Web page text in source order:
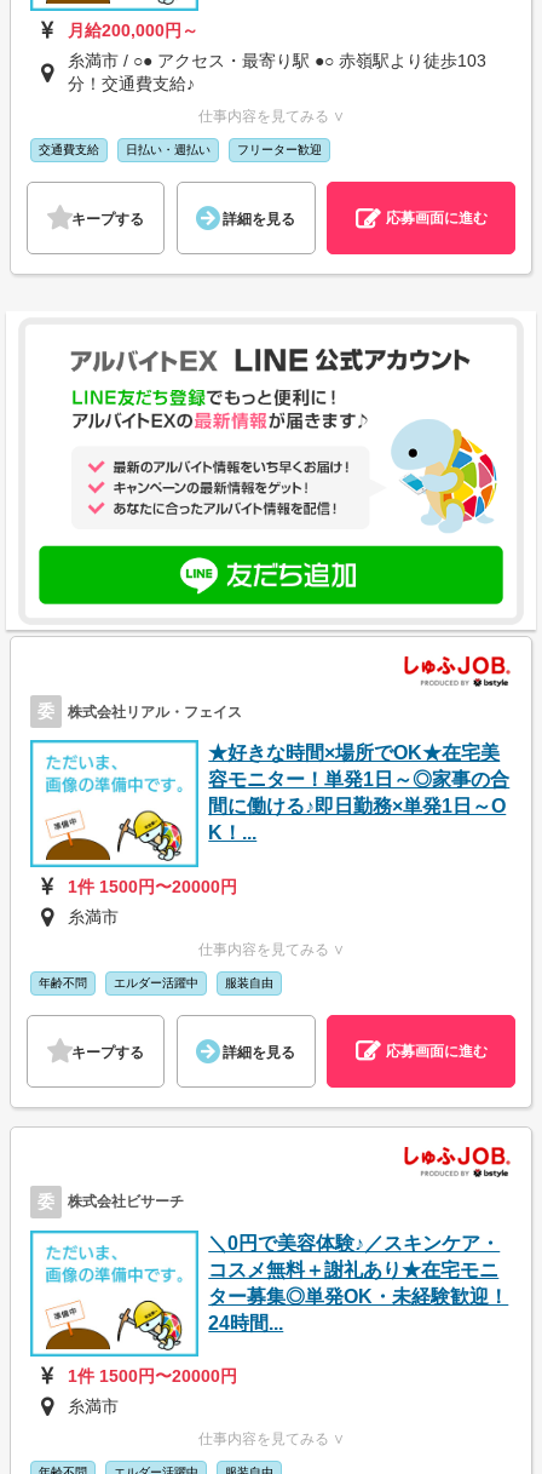
月給200,000円～
糸満市 / ○● アクセス・最寄り駅 ●○ 赤嶺駅より徒歩103
分！交通費支給♪
仕事内容を見てみる ∨
交通費支給 日払い・週払い フリーター歓迎
キープする 詳細を見る 応募画面に進む
委 株式会社リアル・フェイス
★好きな時間×場所でOK★在宅美
容モニター！単発1日～◎家事の合
間に働ける♪即日勤務×単発1日～O
K！...
1件 1500円〜20000円
糸満市
仕事内容を見てみる ∨
年齢不問 エルダー活躍中 服装自由
キープする 詳細を見る 応募画面に進む
委 株式会社ビサーチ
＼0円で美容体験♪／スキンケア・
コスメ無料＋謝礼あり★在宅モニ
ター募集◎単発OK・未経験歓迎！
24時間...
1件 1500円〜20000円
糸満市
仕事内容を見てみる ∨